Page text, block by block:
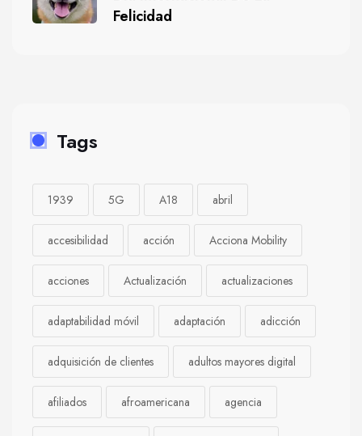
Felicidad
Tags
1939 5G A18 abril
accesibilidad acción Acciona Mobility
acciones Actualización actualizaciones
adaptabilidad móvil adaptación adicción
adquisición de clientes adultos mayores digital
afiliados afroamericana agencia